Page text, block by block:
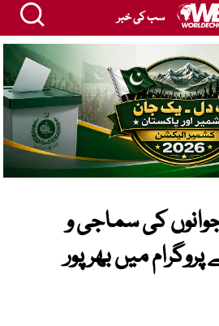
سب کی خبر
کی سماجی و
میں بھرپور